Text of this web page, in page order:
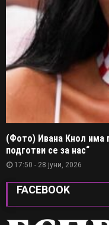
(Фото) Ивана Кнол има
подготви се за нас“
17:50 - 28 јуни, 2026
FACEBOOK